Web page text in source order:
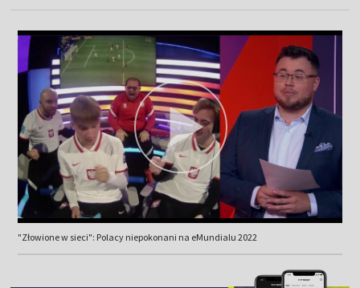
"Złowione w sieci": Polacy niepokonani na eMundialu 2022